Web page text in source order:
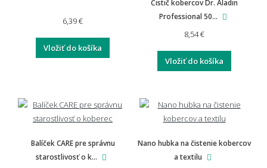
6,39 €
Vložiť do košíka
Čistič kobercov Dr. Aladin
Professional 50...
8,54 €
Vložiť do košíka
Balíček CARE pre správnu
starostlivosť o k...
Nano hubka na čistenie kobercov
a textilu